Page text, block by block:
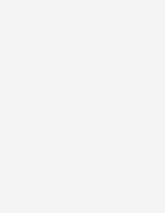
Linie dafür, betroffene Flächen während
weiterhin dem land- und
zuzurechnen. Der Verband verweist
vom 22. Juli 2020 zu Kiesgruben.
vor der Linse
auch bei einer über 30-jährigen
und forstwirtschaftlichen Vermögen
Nutzung nicht dauerhaft
ohne großflächige Fundamente
per Bürgschaft abgesichert
BDEW die Voraussetzungen für eine